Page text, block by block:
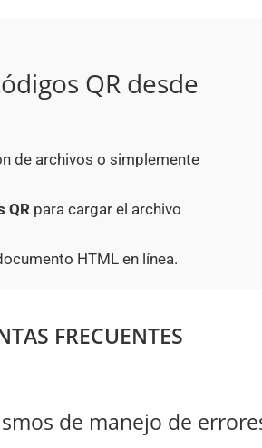
QR desde
de archivos o simplemente
QR para cargar el archivo
HTML en línea.
FRECUENTES
de manejo de